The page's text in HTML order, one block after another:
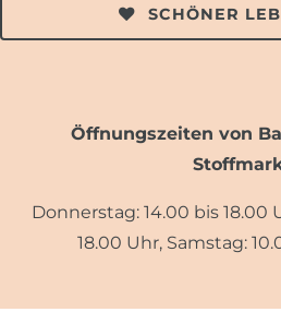
SCHÖNER
Öffnungszeiten von
Donnerstag: 14.00 bis 18.00
18.00 Uhr, Samstag: